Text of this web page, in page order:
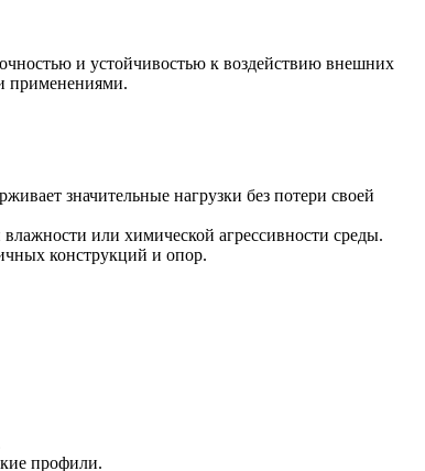
Заглушки стальные
Тройники стальные
Хомуты стальные
Группы коллекторные
Воздухоотводчики
и устойчивостью к воздействию внешних
применениями.
значительные нагрузки без потери своей
или химической агрессивности среды.
конструкций и опор.
профили.